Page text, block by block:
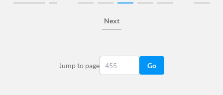
Next
Jump to page Go